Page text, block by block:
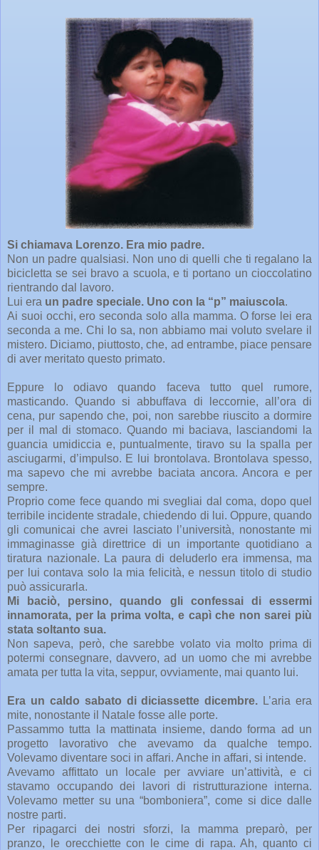
Si chiamava Lorenzo. Era mio padre.
Non un padre qualsiasi. Non uno di quelli che ti regalano la
bicicletta se sei bravo a scuola, e ti portano un cioccolatino
rientrando dal lavoro.
Lui era un padre speciale. Uno con la “p” maiuscola.
Ai suoi occhi, ero seconda solo alla mamma. O forse lei era
seconda a me. Chi lo sa, non abbiamo mai voluto svelare il
mistero. Diciamo, piuttosto, che, ad entrambe, piace pensare
di aver meritato questo primato.
Eppure lo odiavo quando faceva tutto quel rumore,
masticando. Quando si abbuffava di leccornie, all’ora di
cena, pur sapendo che, poi, non sarebbe riuscito a dormire
per il mal di stomaco. Quando mi baciava, lasciandomi la
guancia umidiccia e, puntualmente, tiravo su la spalla per
asciugarmi, d’impulso. E lui brontolava. Brontolava spesso,
ma sapevo che mi avrebbe baciata ancora. Ancora e per
sempre.
Proprio come fece quando mi svegliai dal coma, dopo quel
terribile incidente stradale, chiedendo di lui. Oppure, quando
gli comunicai che avrei lasciato l’università, nonostante mi
immaginasse già direttrice di un importante quotidiano a
tiratura nazionale. La paura di deluderlo era immensa, ma
per lui contava solo la mia felicità, e nessun titolo di studio
può assicurarla.
Mi baciò, persino, quando gli confessai di essermi
innamorata, per la prima volta, e capì che non sarei più
stata soltanto sua.
Non sapeva, però, che sarebbe volato via molto prima di
potermi consegnare, davvero, ad un uomo che mi avrebbe
amata per tutta la vita, seppur, ovviamente, mai quanto lui.
Era un caldo sabato di diciassette dicembre. L’aria era
mite, nonostante il Natale fosse alle porte.
Passammo tutta la mattinata insieme, dando forma ad un
progetto lavorativo che avevamo da qualche tempo.
Volevamo diventare soci in affari. Anche in affari, si intende.
Avevamo affittato un locale per avviare un’attività, e ci
stavamo occupando dei lavori di ristrutturazione interna.
Volevamo metter su una “bomboniera”, come si dice dalle
nostre parti.
Per ripagarci dei nostri sforzi, la mamma preparò, per
pranzo, le orecchiette con le cime di rapa. Ah, quanto ci